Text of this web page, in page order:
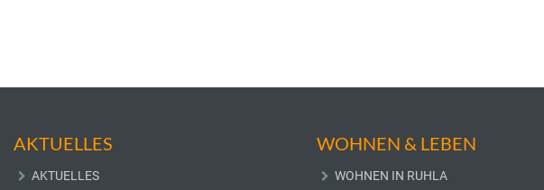
AKTUELLES
AKTUELLES
WOHNEN & LEBEN
WOHNEN IN RUHLA